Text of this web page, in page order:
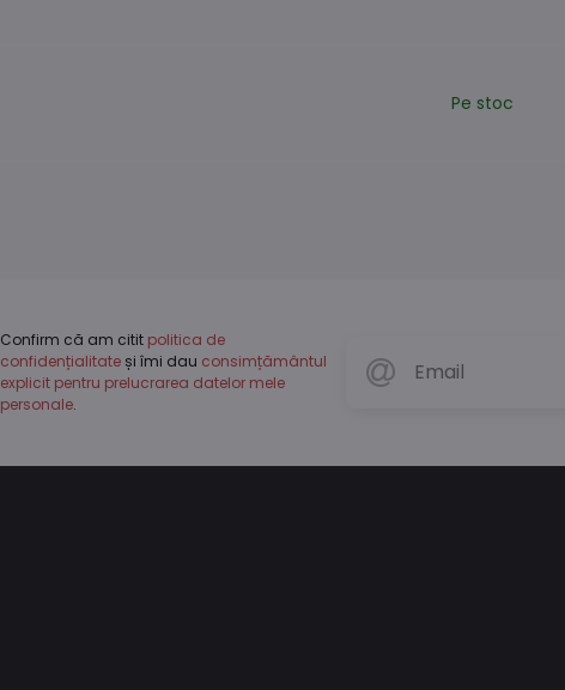
Pe stoc
Confirm că am citit politica de
confidențialitateși îmi dau consimțământul
explicit pentru prelucrarea datelor mele
personale.